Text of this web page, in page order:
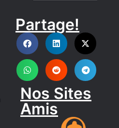
DISCORD
Partage!
Nos Sites
Amis